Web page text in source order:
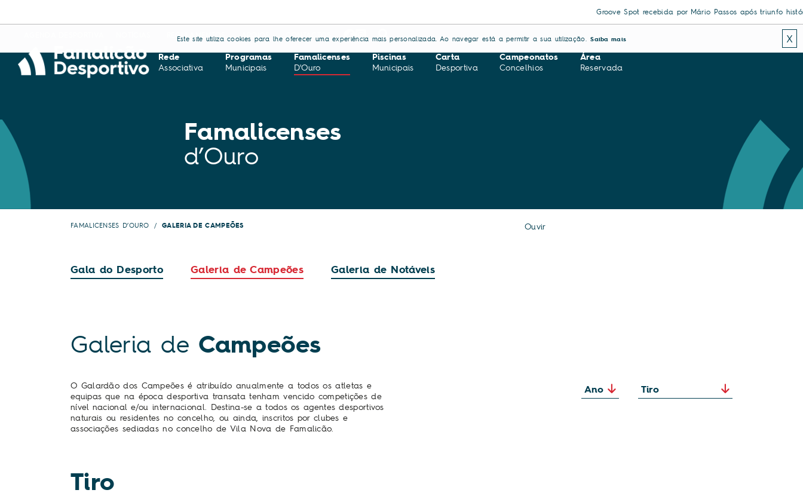
Groove Spot recebida por Mário Passos após triunfo histórico
Este site utiliza cookies para lhe oferecer uma experiência mais personalizada. Ao navegar está a permitir a sua utilização. Saiba mais X
REGULAMENTOS APOIOS CONTACTOS
Rede
Associativa
Programas
Municipais
Famalicenses
D'Ouro
Piscinas
Municipais
Carta
Desportiva
Campeonatos
Concelhios
Área
Reservada
Famalicenses
d’Ouro
FAMALICENSES D’OURO GALERIA DE CAMPEÕES Ouvir
Gala do Desporto Galeria de Campeões Galeria de Notáveis
Galeria de Campeões
O Galardão dos Campeões é atribuído anualmente a todos os atletas e
equipas que na época desportiva transata tenham vencido competições de
nível nacional e/ou internacional. Destina-se a todos os agentes desportivos
naturais ou residentes no concelho, ou ainda, inscritos por clubes e
associações sediadas no concelho de Vila Nova de Famalicão.
Tiro